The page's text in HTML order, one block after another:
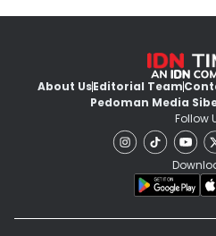
About UsEditorial Team
Pedoman Media
Follow